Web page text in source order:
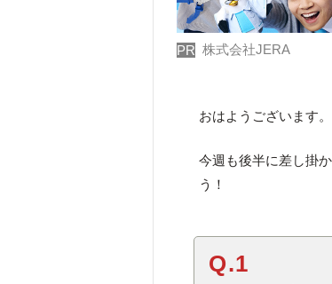
PR 株式会社JERA
おはようございます
今週も後半に差し掛
う！
Q.1